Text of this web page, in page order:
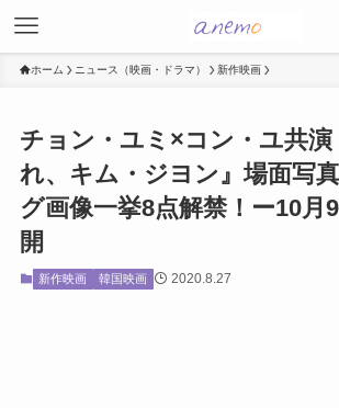
ホーム ニュース（映画・ドラマ） 新作映画
チョン・ユミ×コン・ユ共演
れ、キム・ジヨン』場面写
グ画像一挙8点解禁！ー10月
開
新作映画 韓国映画 2020.8.27